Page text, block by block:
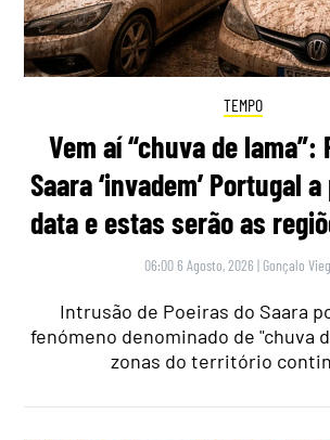
TEMPO
Vem aí “chuva de lama”:
Saara ‘invadem’ Portugal
data e estas serão as
06:00 6 Agosto, 2026 | Gonçalo
Intrusão de Poeiras do Saara
fenómeno denominado de "chuva
zonas do território